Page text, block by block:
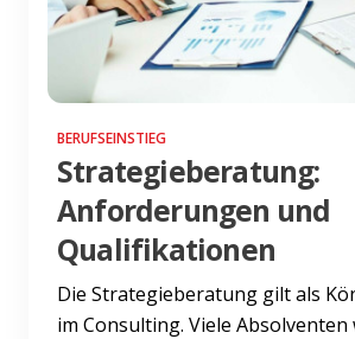
BERUFSEINSTIEG
Strategieberatung:
Anforderungen und
Qualifikationen
Die Strategieberatung gilt als
im Consulting. Viele Absolventen